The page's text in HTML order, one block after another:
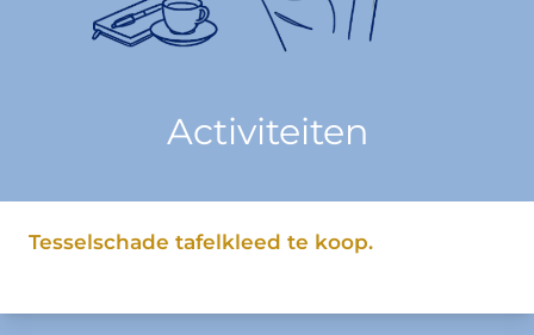
Activiteiten
Tesselschade tafelkleed te koop.